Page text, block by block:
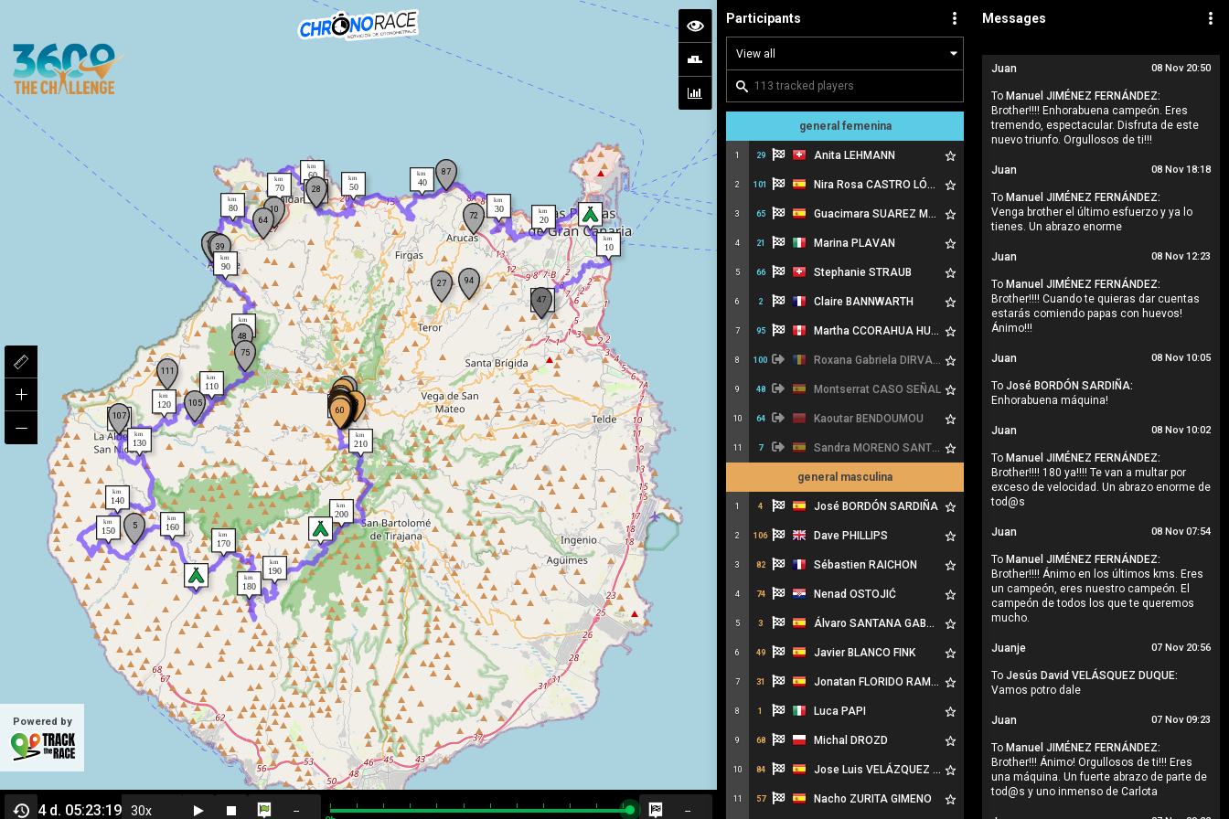
Messages
Juan 08 Nov 20:50
To Manuel JIMÉNEZ FERNÁNDEZ:
Brother!!!! Enhorabuena campeón. Eres
tremendo, espectacular. Disfruta de este
nuevo triunfo. Orgullosos de ti!!!
Juan 08 Nov 18:18
To Manuel JIMÉNEZ FERNÁNDEZ:
Venga brother el último esfuerzo y ya lo
tienes. Un abrazo enorme
Juan 08 Nov 12:23
To Manuel JIMÉNEZ FERNÁNDEZ:
Brother!!!! Cuando te quieras dar cuentas
estarás comiendo papas con huevos!
Ánimo!!!
Juan 08 Nov 10:05
To José BORDÓN SARDIÑA:
Enhorabuena máquina!
Juan 08 Nov 10:02
To Manuel JIMÉNEZ FERNÁNDEZ:
Brother!!!! 180 ya!!!! Te van a multar por
exceso de velocidad. Un abrazo enorme de
tod@s
Juan 08 Nov 07:54
To Manuel JIMÉNEZ FERNÁNDEZ:
Brother!!!! Ánimo en los últimos kms. Eres
un campeón, eres nuestro campeón. El
campeón de todos los que te queremos
mucho.
Juanje 07 Nov 20:56
To Jesús David VELÁSQUEZ DUQUE:
Vamos potro dale
Juan 07 Nov 09:23
To Manuel JIMÉNEZ FERNÁNDEZ:
Brother!!! Ánimo! Orgullosos de ti!!! Eres
una máquina. Un fuerte abrazo de parte de
tod@s y uno inmenso de Carlota
Participants
general femenina
1 29 Anita LEHMANN
2 101 Nira Rosa CASTRO LÓPEZ
3 65 Guacimara SUAREZ MEDINA
4 21 Marina PLAVAN
5 66 Stephanie STRAUB
6 2 Claire BANNWARTH
7 95 Martha CCORAHUA HUALLPA
8 100 Roxana Gabriela DIRVAREANU
9 48 Montserrat CASO SEÑAL
10 64 Kaoutar BENDOUMOU
11 7 Sandra MORENO SANTIAGO
general masculina
1 4 José BORDÓN SARDIÑA
2 106 Dave PHILLIPS
3 82 Sébastien RAICHON
4 74 Nenad OSTOJIĆ
5 3 Álvaro SANTANA GABAS
6 49 Javier BLANCO FINK
7 31 Jonatan FLORIDO RAMOS
8 1 Luca PAPI
9 68 Michal DROZD
10 84 Jose Luis VELÁZQUEZ FALCON
11 57 Nacho ZURITA GIMENO
Powered by
4 d. 05:23:19 -- --